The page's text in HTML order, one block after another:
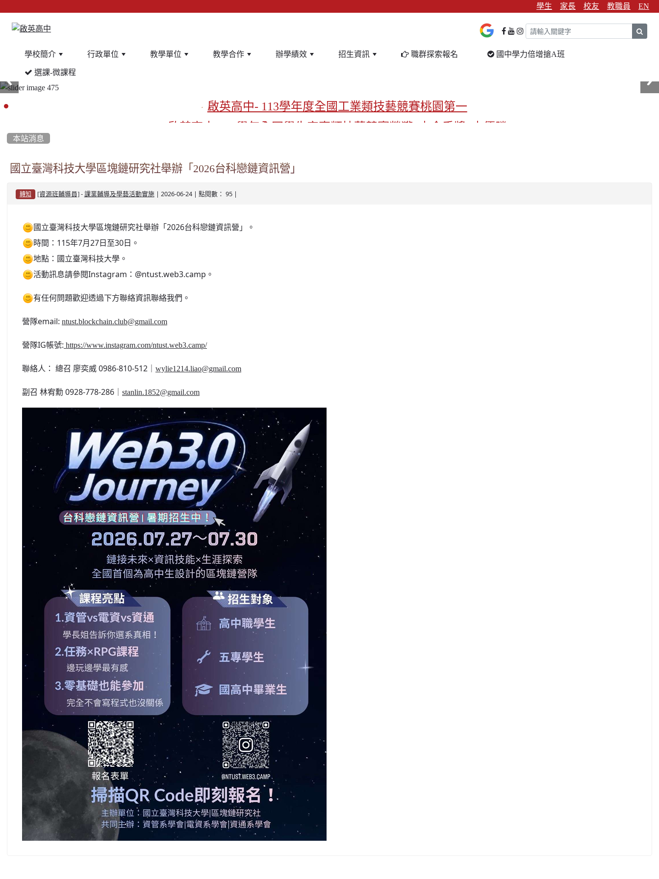
學生 家長 校友 教職員 EN
學校簡介 行政單位 教學單位 教學合作 辦學績效 招生資訊 職群探索報名 國中學力倍增搶A班
選課-微課程
啟英高中- 113學年度全國工業類技藝競賽桃園第一
啟英高中-113學年全國學生家事類技藝競賽榮獲1支金手獎3支優勝
餐飲管理科桃園第一、資料處理科北台灣私校第一
本站消息
國立臺灣科技大學區塊鏈研究社舉辦「2026台科戀鏈資訊營」
轉知 [資源班輔導員]- 課業輔導及學藝活動實施| 2026-06-24 | 點閱數： 95 |
國立臺灣科技大學區塊鏈研究社舉辦「2026台科戀鏈資訊營」。
時間：115年7月27日至30日。
地點：國立臺灣科技大學。
活動訊息請參閱Instagram：@ntust.web3.camp。
有任何問題歡迎透過下方聯絡資訊聯絡我們。
營隊email: ntust.blockchain.club@gmail.com
營隊IG帳號: https://www.instagram.com/ntust.web3.camp/
聯絡人： 總召 廖奕威 0986-810-512｜ wylie1214.liao@gmail.com
副召 林宥勳 0928-778-286｜ stanlin.1852@gmail.com